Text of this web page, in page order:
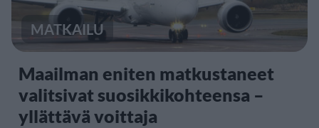
MATKAILU
Maailman eniten matkustaneet
valitsivat suosikkikohteensa –
yllättävä voittaja